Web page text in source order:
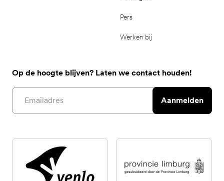
Pers
Werken bij
Op de hoogte blijven? Laten we contact houden!
Email address
Aanmelden